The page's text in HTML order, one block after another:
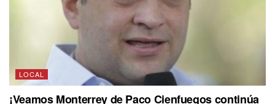
LOCAL
¡Veamos Monterrey de Paco Cienfuegos continúa